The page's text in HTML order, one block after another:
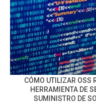
CÓMO UTILIZAR OSS
HERRAMIENTA DE
SUMINISTRO DE